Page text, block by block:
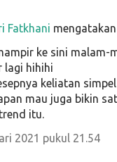
Fatkhani
ke sini malam-
lagi hihihi
keliatan
mau juga bikin
itu.
2021 pukul 21.54